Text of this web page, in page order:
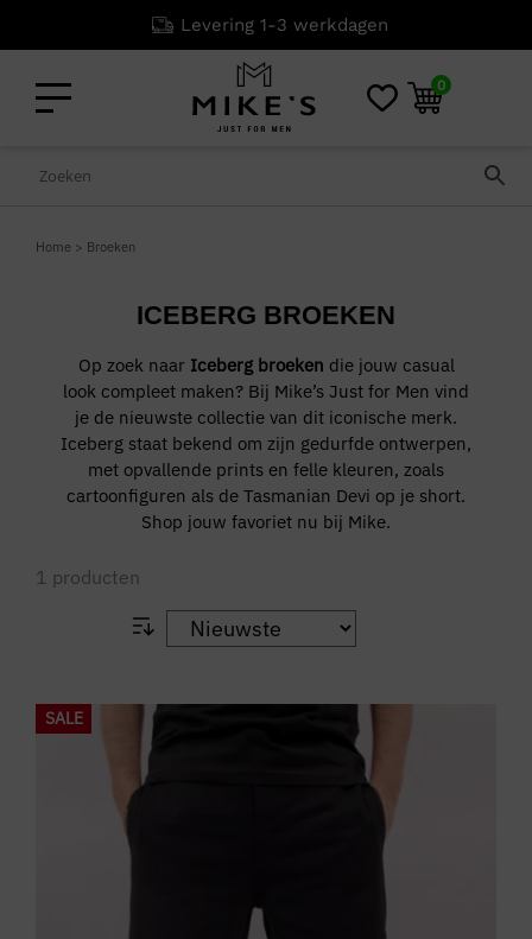
Levering 1-3 werkdagen
0
Home > Broeken
ICEBERG BROEKEN
Op zoek naar Iceberg broeken die jouw casual
look compleet maken? Bij Mike’s Just for Men vind
je de nieuwste collectie van dit iconische merk.
Iceberg staat bekend om zijn gedurfde ontwerpen,
met opvallende prints en felle kleuren, zoals
cartoonfiguren als de Tasmanian Devi op je short.
Shop jouw favoriet nu bij Mike.
1 producten
SALE